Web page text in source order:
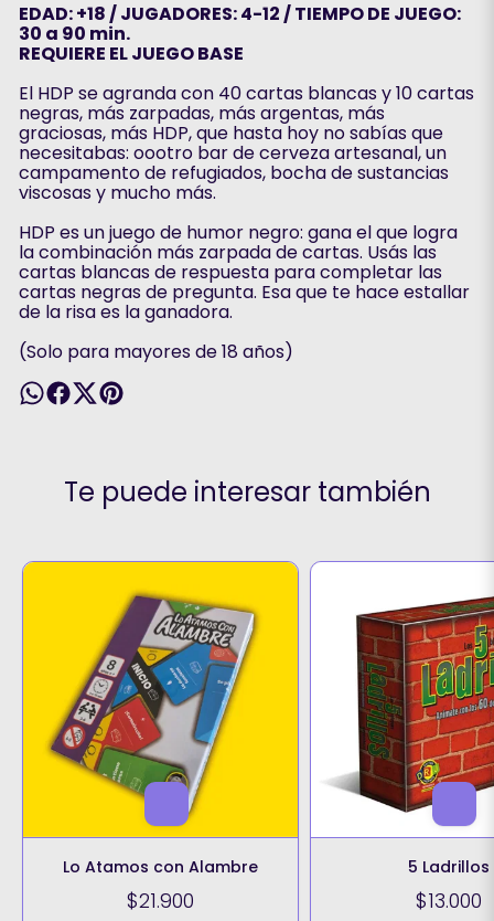
EDAD: +18 / JUGADORES: 4-12 / TIEMPO DE JUEGO:
30 a 90 min.
REQUIERE EL JUEGO BASE
El HDP se agranda con 40 cartas blancas y 10 cartas
negras, más zarpadas, más argentas, más
graciosas, más HDP, que hasta hoy no sabías que
necesitabas: oootro bar de cerveza artesanal, un
campamento de refugiados, bocha de sustancias
viscosas y mucho más.
HDP es un juego de humor negro: gana el que logra
la combinación más zarpada de cartas. Usás las
cartas blancas de respuesta para completar las
cartas negras de pregunta. Esa que te hace estallar
de la risa es la ganadora.
(Solo para mayores de 18 años)
Te puede interesar también
Lo Atamos con Alambre
$21.900
5 Ladrillos
$13.000